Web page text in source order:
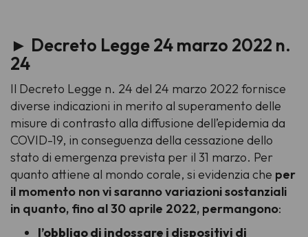
► Decreto Legge 24 marzo 2022 n.
24
Il Decreto Legge n. 24 del 24 marzo 2022 fornisce
diverse indicazioni in merito al superamento delle
misure di contrasto alla diffusione dell’epidemia da
COVID-19, in conseguenza della cessazione dello
stato di emergenza prevista per il 31 marzo. Per
quanto attiene al mondo corale, si evidenzia che per
il momento non vi saranno variazioni sostanziali
in quanto, fino al 30 aprile 2022, permangono:
l’obbligo di indossare i dispositivi di